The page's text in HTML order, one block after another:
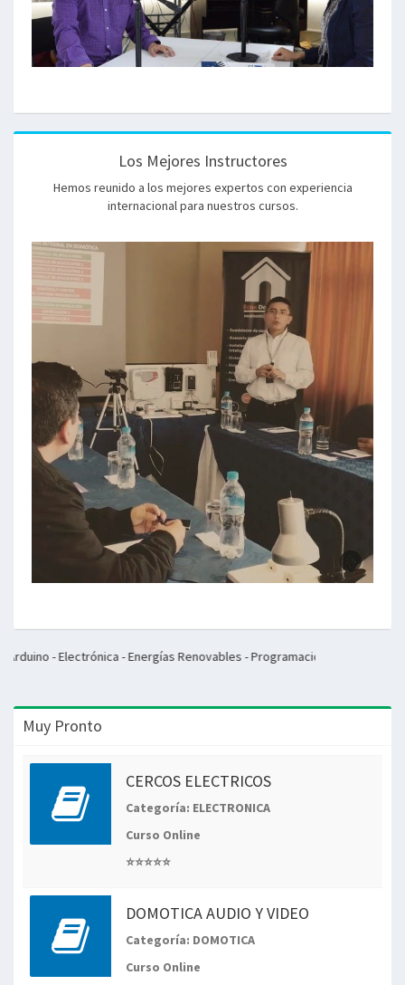
Los Mejores Instructores
Hemos reunido a los mejores expertos con experiencia
internacional para nuestros cursos.
- Energías Renovables - Programación - Inglés - Francés -
Muy Pronto
CERCOS ELECTRICOS
Categoría: ELECTRONICA
Curso Online
⭐⭐⭐⭐⭐
DOMOTICA AUDIO Y VIDEO
Categoría: DOMOTICA
Curso Online